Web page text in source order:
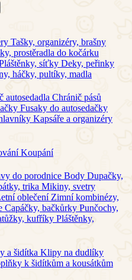
Tašky, organizéry, brašny
prostěradla do kočárku
síťky Deky, peřinky
háčky, pultíky, madla
autosedadla Chránič pásů
Fusaky do autosedačky
Kapsáře a organizéry
Koupání
do porodnice Body Dupačky,
trika Mikiny, svetry
oblečení Zimní kombinézy,
Capáčky, bačkůrky Punčochy,
kufříky Pláštěnky,
a šidítka Klipy na dudlíky
k šidítkům a kousátkům